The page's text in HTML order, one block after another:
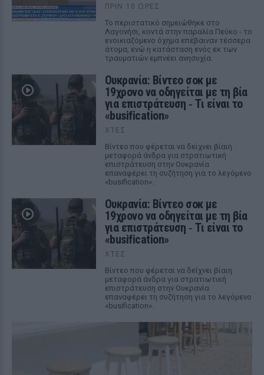
ΠΡΙΝ 10 ΏΡΕΣ
Το περιστατικό σημειώθηκε στο
Λαγονήσι, κοντά στην παραλία Πεύκο - το
ενοικιαζόμενο όχημα επέβαιναν τέσσερα
άτομα, ενώ η κατάσταση ενός εκ των
τραυματιών εμπνέει ανησυχία.
Ουκρανία: Βίντεο σοκ με
19χρονο να οδηγείται με τη βία
για επιστράτευση ‑ Τι είναι το
«busification»
ΧΤΕΣ
Βίντεο που φέρεται να δείχνει βίαιη
μεταφορά άνδρα για στρατιωτική
επιστράτευση στην Ουκρανία
επαναφέρει τη συζήτηση για το λεγόμενο
«busification».
Ουκρανία: Βίντεο σοκ με
19χρονο να οδηγείται με τη βία
για επιστράτευση ‑ Τι είναι το
«busification»
ΧΤΕΣ
Βίντεο που φέρεται να δείχνει βίαιη
μεταφορά άνδρα για στρατιωτική
επιστράτευση στην Ουκρανία
επαναφέρει τη συζήτηση για το λεγόμενο
«busification».